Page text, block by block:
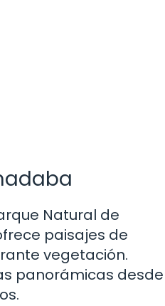
Natural de
paisajes de
vegetación.
panorámicas desde